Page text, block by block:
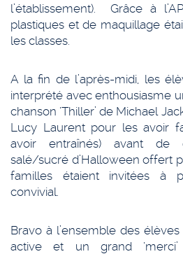
l’établissement). Grâce à
plastiques et de maquillage
les classes.
A la fin de l’après-midi, les
interprété avec enthousiasme
chanson ‘Thiller’ de Michael
Lucy Laurent pour les avoir
avoir entraînés) avant de
salé/sucré d’Halloween offert
familles étaient invitées à
convivial.
Bravo à l’ensemble des
active et un grand